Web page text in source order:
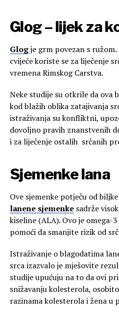
Glog – lijek za
Glogje grm povezan s ružom.
cvijeće koriste se za liječenje
vremena Rimskog Carstva.
Neke studije su otkrile da ova
kod blažih oblika zatajivanja
istraživanja su konfliktni,
dovoljno pravih znanstvenih
i za liječenje ostalih srčanih
Sjemenke lana
Ove sjemenke potječu od
lanene sjemenke sadrže
kiseline (ALA). Ovo je omega-
pomoći da smanjite rizik od
Istraživanje o blagodatima
srca izazvalo je mješovite
studije upućuju na to da ovi
snižavanju kolesterola,
razinama kolesterola i žena u